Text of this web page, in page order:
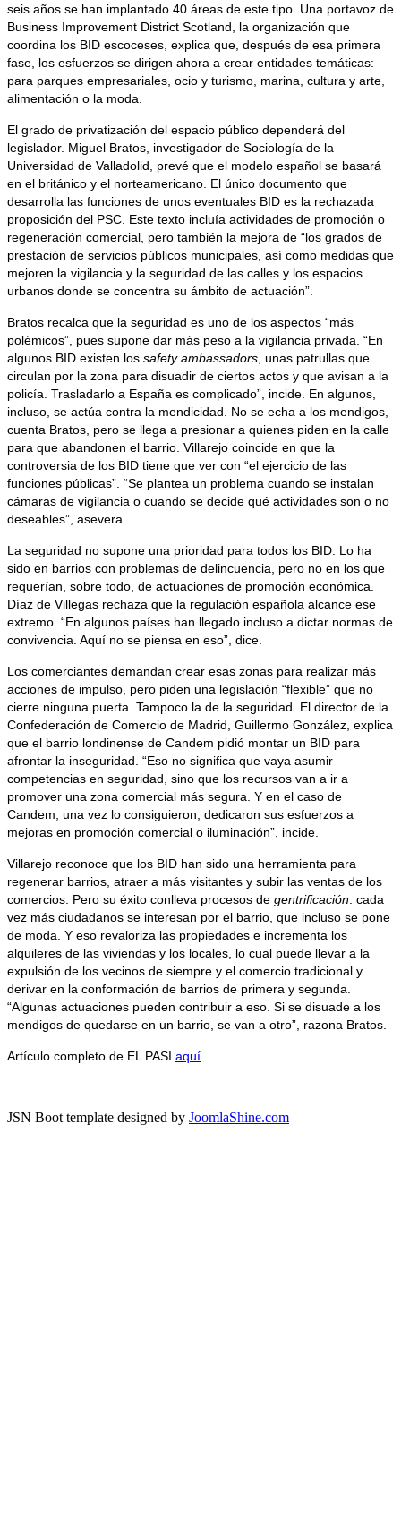
seis años se han implantado 40 áreas de este tipo. Una portavoz de
Business Improvement District Scotland, la organización que
coordina los BID escoceses, explica que, después de esa primera
fase, los esfuerzos se dirigen ahora a crear entidades temáticas:
para parques empresariales, ocio y turismo, marina, cultura y arte,
alimentación o la moda.
El grado de privatización del espacio público dependerá del
legislador. Miguel Bratos, investigador de Sociología de la
Universidad de Valladolid, prevé que el modelo español se basará
en el británico y el norteamericano. El único documento que
desarrolla las funciones de unos eventuales BID es la rechazada
proposición del PSC. Este texto incluía actividades de promoción o
regeneración comercial, pero también la mejora de “los grados de
prestación de servicios públicos municipales, así como medidas que
mejoren la vigilancia y la seguridad de las calles y los espacios
urbanos donde se concentra su ámbito de actuación”.
Bratos recalca que la seguridad es uno de los aspectos “más
polémicos”, pues supone dar más peso a la vigilancia privada. “En
algunos BID existen los safety ambassadors, unas patrullas que
circulan por la zona para disuadir de ciertos actos y que avisan a la
policía. Trasladarlo a España es complicado”, incide. En algunos,
incluso, se actúa contra la mendicidad. No se echa a los mendigos,
cuenta Bratos, pero se llega a presionar a quienes piden en la calle
para que abandonen el barrio. Villarejo coincide en que la
controversia de los BID tiene que ver con “el ejercicio de las
funciones públicas”. “Se plantea un problema cuando se instalan
cámaras de vigilancia o cuando se decide qué actividades son o no
deseables”, asevera.
La seguridad no supone una prioridad para todos los BID. Lo ha
sido en barrios con problemas de delincuencia, pero no en los que
requerían, sobre todo, de actuaciones de promoción económica.
Díaz de Villegas rechaza que la regulación española alcance ese
extremo. “En algunos países han llegado incluso a dictar normas de
convivencia. Aquí no se piensa en eso”, dice.
Los comerciantes demandan crear esas zonas para realizar más
acciones de impulso, pero piden una legislación “flexible” que no
cierre ninguna puerta. Tampoco la de la seguridad. El director de la
Confederación de Comercio de Madrid, Guillermo González, explica
que el barrio londinense de Candem pidió montar un BID para
afrontar la inseguridad. “Eso no significa que vaya asumir
competencias en seguridad, sino que los recursos van a ir a
promover una zona comercial más segura. Y en el caso de
Candem, una vez lo consiguieron, dedicaron sus esfuerzos a
mejoras en promoción comercial o iluminación”, incide.
Villarejo reconoce que los BID han sido una herramienta para
regenerar barrios, atraer a más visitantes y subir las ventas de los
comercios. Pero su éxito conlleva procesos de gentrificación: cada
vez más ciudadanos se interesan por el barrio, que incluso se pone
de moda. Y eso revaloriza las propiedades e incrementa los
alquileres de las viviendas y los locales, lo cual puede llevar a la
expulsión de los vecinos de siempre y el comercio tradicional y
derivar en la conformación de barrios de primera y segunda.
“Algunas actuaciones pueden contribuir a eso. Si se disuade a los
mendigos de quedarse en un barrio, se van a otro”, razona Bratos.
Artículo completo de EL PASI aquí.
JSN Boot template designed by JoomlaShine.com